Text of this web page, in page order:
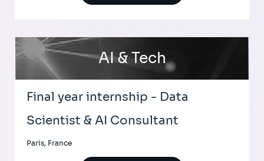
AI & Tech
Final year internship - Data
Scientist & AI Consultant
Paris, France